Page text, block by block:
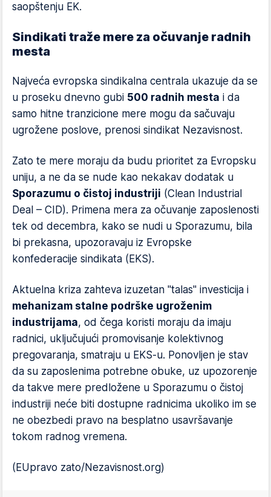
saopštenju EK.
Sindikati traže mere za očuvanje radnih
mesta
Najveća evropska sindikalna centrala ukazuje da se
u proseku dnevno gubi 500 radnih mesta i da
samo hitne tranzicione mere mogu da sačuvaju
ugrožene poslove, prenosi sindikat Nezavisnost.
Zato te mere moraju da budu prioritet za Evropsku
uniju, a ne da se nude kao nekakav dodatak u
Sporazumu o čistoj industriji (Clean Industrial
Deal – CID). Primena mera za očuvanje zaposlenosti
tek od decembra, kako se nudi u Sporazumu, bila
bi prekasna, upozoravaju iz Evropske
konfederacije sindikata (EKS).
Aktuelna kriza zahteva izuzetan "talas" investicija i
mehanizam stalne podrške ugroženim
industrijama, od čega koristi moraju da imaju
radnici, uključujući promovisanje kolektivnog
pregovaranja, smatraju u EKS-u. Ponovljen je stav
da su zaposlenima potrebne obuke, uz upozorenje
da takve mere predložene u Sporazumu o čistoj
industriji neće biti dostupne radnicima ukoliko im se
ne obezbedi pravo na besplatno usavršavanje
tokom radnog vremena.
(EUpravo zato/Nezavisnost.org)